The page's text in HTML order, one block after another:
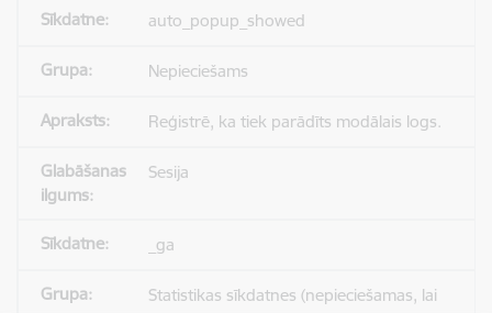
auto_popup_showed
Nepieciešams
Reģistrē, ka tiek parādīts modālais logs.
Sesija
_ga
Statistikas sīkdatnes (nepieciešamas, lai